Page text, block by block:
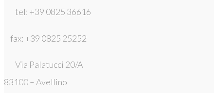
tel: +39 0825 36616
fax: +39 0825 25252
Via Palatucci 20/A
83100 – Avellino